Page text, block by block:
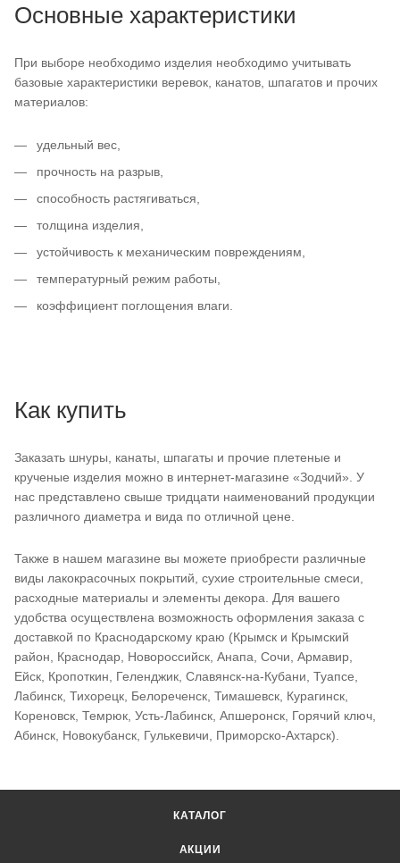
Основные характеристики
При выборе необходимо изделия необходимо учитывать
базовые характеристики веревок, канатов, шпагатов и прочих
материалов:
удельный вес,
прочность на разрыв,
способность растягиваться,
толщина изделия,
устойчивость к механическим повреждениям,
температурный режим работы,
коэффициент поглощения влаги.
Как купить
Заказать шнуры, канаты, шпагаты и прочие плетеные и
крученые изделия можно в интернет-магазине «Зодчий». У
нас представлено свыше тридцати наименований продукции
различного диаметра и вида по отличной цене.
Также в нашем магазине вы можете приобрести различные
виды лакокрасочных покрытий, сухие строительные смеси,
расходные материалы и элементы декора. Для вашего
удобства осуществлена возможность оформления заказа с
доставкой по Краснодарскому краю (Крымск и Крымский
район, Краснодар, Новороссийск, Анапа, Сочи, Армавир,
Ейск, Кропоткин, Геленджик, Славянск-на-Кубани, Туапсе,
Лабинск, Тихорецк, Белореченск, Тимашевск, Курагинск,
Кореновск, Темрюк, Усть-Лабинск, Апшеронск, Горячий ключ,
Абинск, Новокубанск, Гулькевичи, Приморско-Ахтарск).
КАТАЛОГ
АКЦИИ